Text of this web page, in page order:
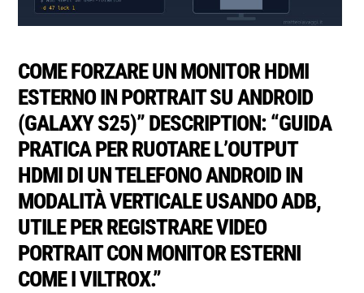
COME FORZARE UN MONITOR HDMI
ESTERNO IN PORTRAIT SU ANDROID
(GALAXY S25)” DESCRIPTION: “GUIDA
PRATICA PER RUOTARE L’OUTPUT
HDMI DI UN TELEFONO ANDROID IN
MODALITÀ VERTICALE USANDO ADB,
UTILE PER REGISTRARE VIDEO
PORTRAIT CON MONITOR ESTERNI
COME I VILTROX.”